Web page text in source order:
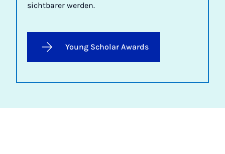
sichtbarer werden.
Young Scholar Awards